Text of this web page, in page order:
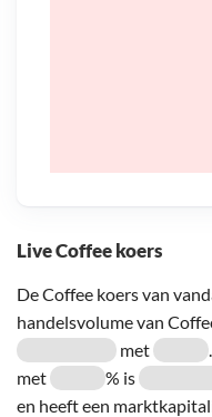
Live Coffee koers
De Coffee koers van
handelsvolume van
met
met
% is
en heeft een